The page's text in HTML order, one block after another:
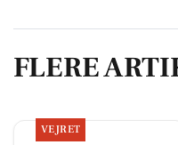
FLERE
VEJRET